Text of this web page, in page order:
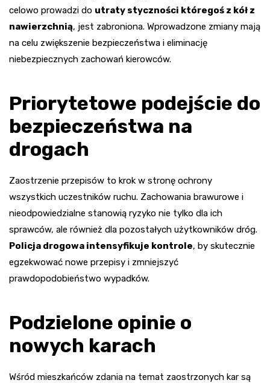
celowo prowadzi do utraty styczności któregoś z kół z
nawierzchnią, jest zabroniona. Wprowadzone zmiany mają
na celu zwiększenie bezpieczeństwa i eliminację
niebezpiecznych zachowań kierowców.
Priorytetowe podejście do
bezpieczeństwa na
drogach
Zaostrzenie przepisów to krok w stronę ochrony
wszystkich uczestników ruchu. Zachowania brawurowe i
nieodpowiedzialne stanowią ryzyko nie tylko dla ich
sprawców, ale również dla pozostałych użytkowników dróg.
Policja drogowa intensyfikuje kontrole, by skutecznie
egzekwować nowe przepisy i zmniejszyć
prawdopodobieństwo wypadków.
Podzielone opinie o
nowych karach
Wśród mieszkańców zdania na temat zaostrzonych kar są